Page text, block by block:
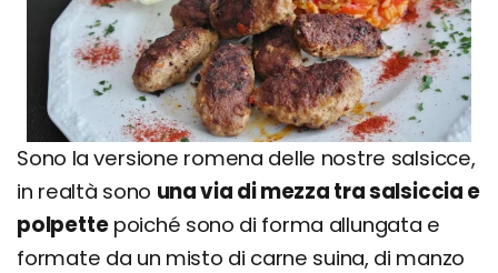
Sono la versione romena delle nostre salsicce,
in realtà sono una via di mezza tra salsiccia e
polpettepoiché sono di forma allungata e
formate da un misto di carne suina, di manzo